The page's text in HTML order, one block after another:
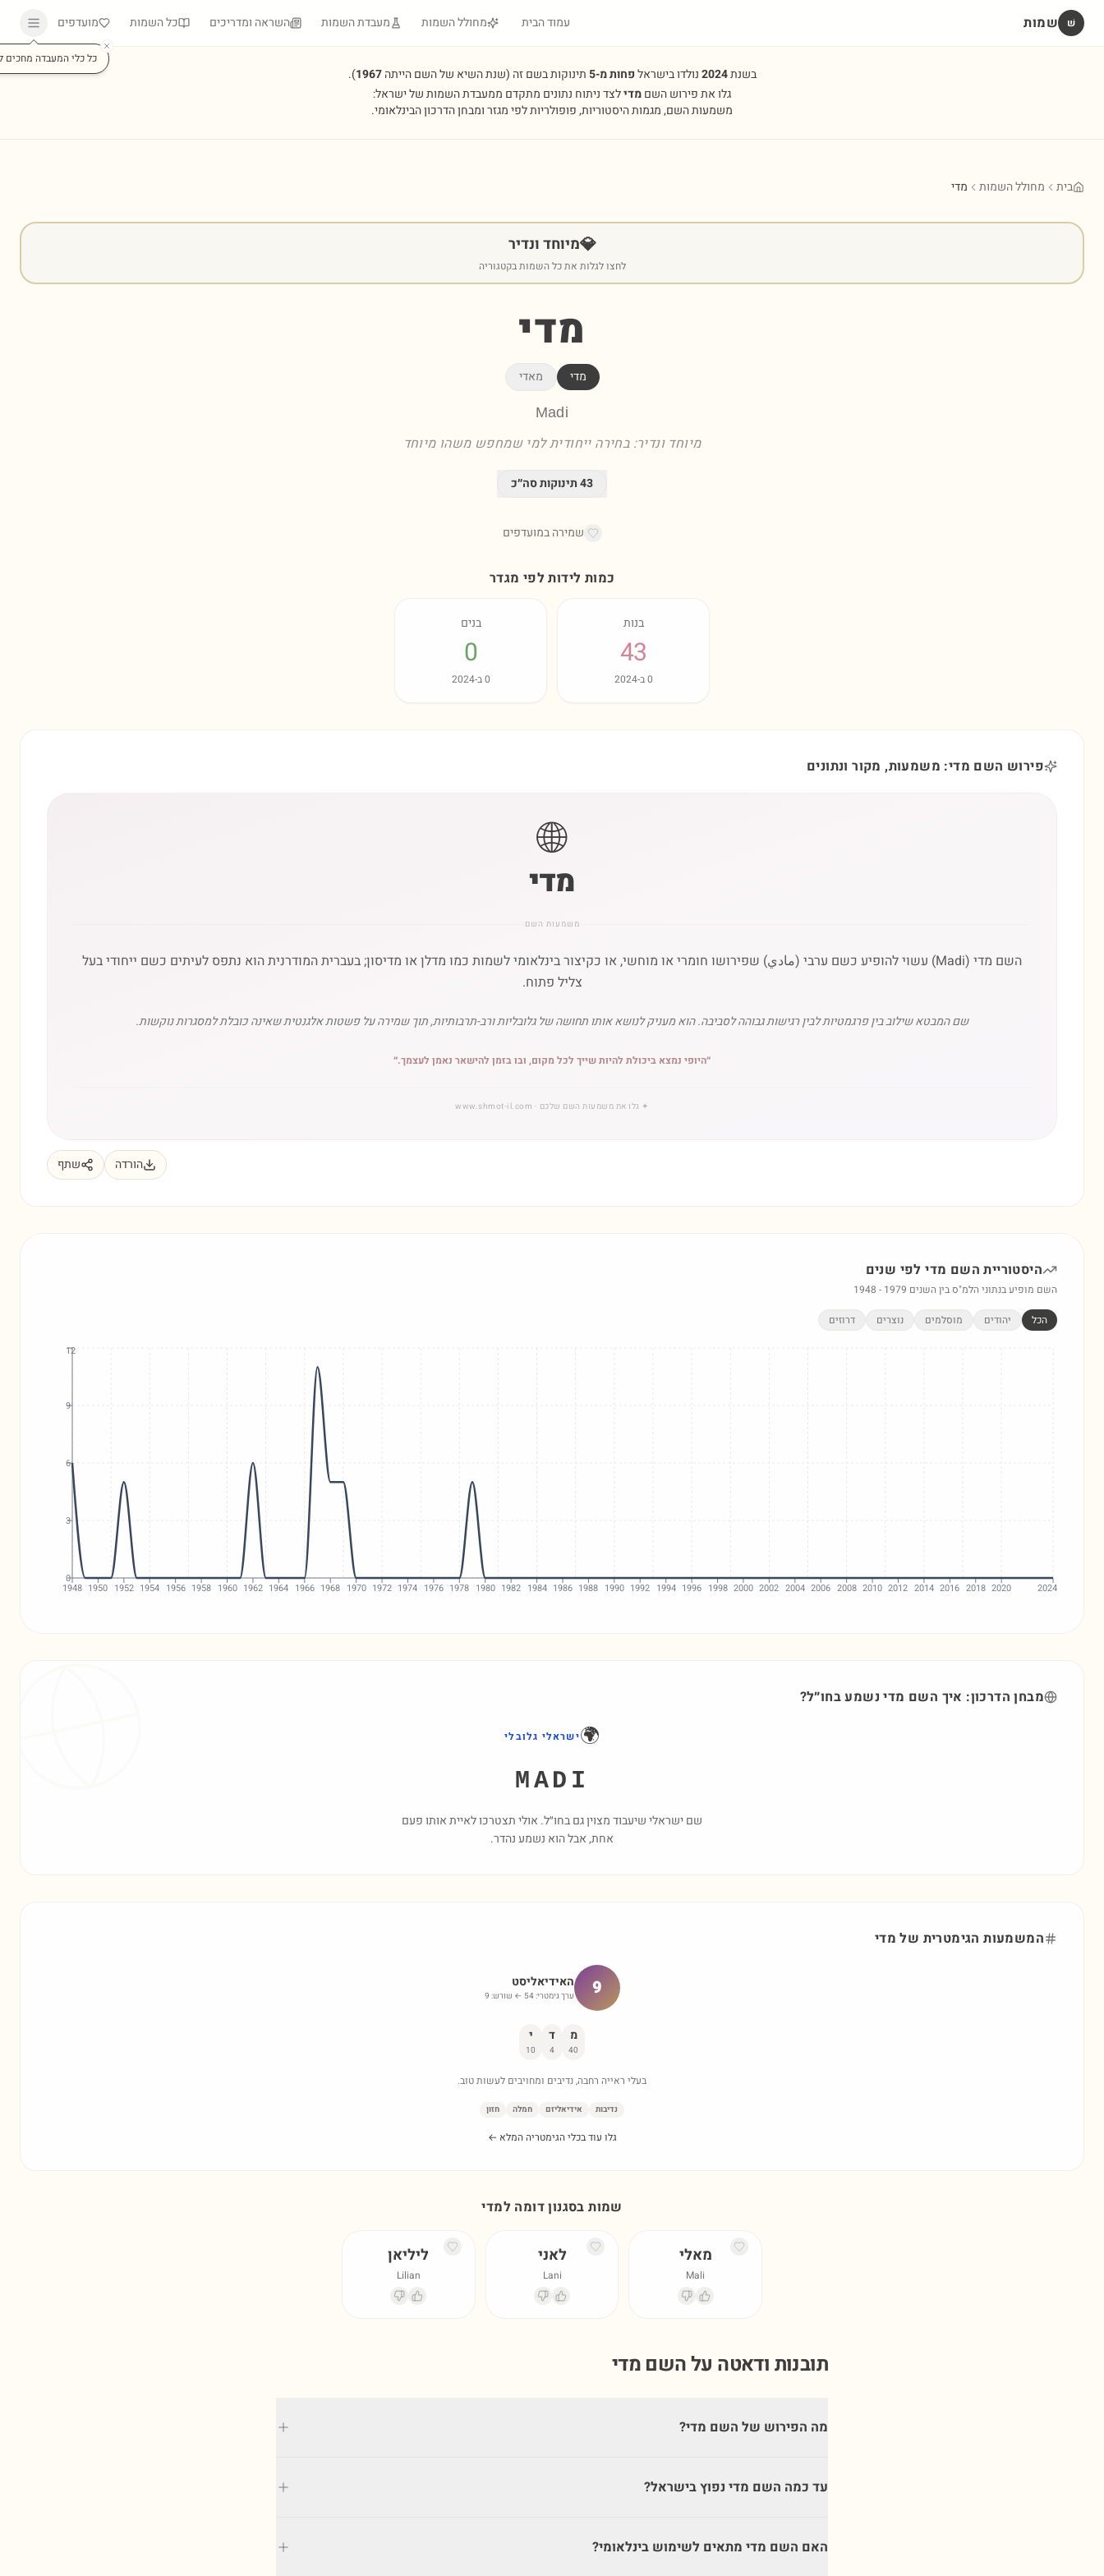
שׁ שמות עמוד הבית מחולל השמות מעבדת השמות השראה ומדריכים כל השמות מועדפים
כל כלי המעבדה מחכים
בשנת2024נולדו בישראלפחות מ-5 תינוקות בשם זה (שנת השיא של השם הייתה1967
).
גלו את פירוש השםמדילצד ניתוח נתונים מתקדם ממעבדת השמות של ישראל:
משמעות השם, מגמות היסטוריות, פופולריות לפי מגזר ומבחן הדרכון הבינלאומי.
בית מחולל השמות מדי
💎מיוחד ונדיר
לחצו לגלות את כל השמות בקטגוריה
מדי
מדי מאדי
Madi
מיוחד ונדיר: בחירה ייחודית למי שמחפש משהו מיוחד
43תינוקות סה״כ
שמירה במועדפים
כמות לידות לפי מגדר
בנות
43
0ב-2024
בנים
0
0ב-2024
פירוש השם מדי: משמעות, מקור ונתונים
🌐
מדי
משמעות השם
השם מדי (Madi) עשוי להופיע כשם ערבי (مادي) שפירושו חומרי או מוחשי, או כקיצור בינלאומי לשמות כמו מדלן או מדיסון; בעברית המודרנית הוא נתפס לעיתים כשם ייחודי בעל
צליל פתוח.
שם המבטא שילוב בין פרגמטיות לבין רגישות גבוהה לסביבה. הוא מעניק לנושא אותו תחושה של גלובליות ורב-תרבותיות, תוך שמירה על פשטות אלגנטית שאינה כובלת למסגרות נוקשות.
״היופי נמצא ביכולת להיות שייך לכל מקום, ובו בזמן להישאר נאמן לעצמך.״
✦ גלו את משמעות השם שלכם · www.shmot-il.com
הורדה שתף
היסטוריית השם מדילפי שנים
השם מופיע בנתוני הלמ"ס בין השנים 1948 - 1979
הכל יהודים מוסלמים נוצרים דרוזים
1948 1950 1952 1954 1956 1958 1960 1962 1964 1966 1968 1970 1972 1974 1976 1978 1980 1982 1984 1986 1988 1990 1992 1994 1996 1998 2000 2002 2004 2006 2008 2010 2012 2014 2016 2018 2020 2024
0
3
6
9
12
מבחן הדרכון: איך השם מדינשמע בחו״ל?
🌍ישראלי גלובלי
MADI
שם ישראלי שיעבוד מצוין גם בחו״ל. אולי תצטרכו לאיית אותו פעם
אחת, אבל הוא נשמע נהדר.
המשמעות הגימטרית של מדי
9 האידיאליסט
ערך גימטרי: 54 ← שורש: 9
מ
40
ד
4
י
10
בעלי ראייה רחבה, נדיבים ומחויבים לעשות טוב.
נדיבות אידיאליזם חמלה חזון
גלו עוד בכלי הגימטריה המלא ←
שמות בסגנון דומה למדי
מאלי
Mali
לאני
Lani
ליליאן
Lilian
תובנות ודאטה על השם מדי
מה הפירוש של השם מדי?
עד כמה השם מדי נפוץ בישראל?
האם השם מדי מתאים לשימוש בינלאומי?